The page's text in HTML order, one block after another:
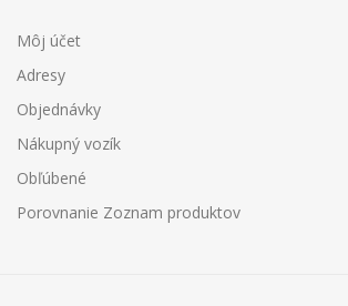
Môj účet
Adresy
Objednávky
Nákupný vozík
Obľúbené
Porovnanie Zoznam produktov